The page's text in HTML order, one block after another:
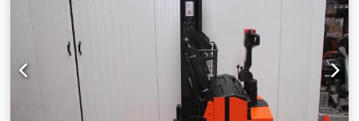
Capacity 1200 kg Year 2013 Hours 2071 hours Capacity ;
NEW * 24v / 300ah * Bj 2023 OptionsZEER unieke CONTRA
stapelaar EX uitvoering !!* EX * Mitrex !!!!!Systeem = ATEX
94 / 9 / EG Gasgroep = IIIB ( niet geleidende stof ) Type = 2D
( For in Zone 21 ) Temp klasse = T4 ( 135 *C )Uitgevoerd met
- MAST FFL - 2 Delig - VRIJDRAGENDE verstelbare heftruck
lepels - GESCHIKT voor alle soorten pallets